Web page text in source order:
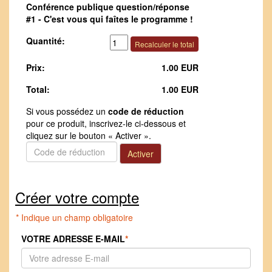
Conférence publique question/réponse
#1 - C'est vous qui faîtes le programme !
Quantité:
Prix:
1.00 EUR
Total:
1.00 EUR
Si vous possédez un code de réduction
pour ce produit, inscrivez-le ci-dessous et
cliquez sur le bouton « Activer ».
Créer votre compte
* Indique un champ obligatoire
VOTRE ADRESSE E-MAIL*